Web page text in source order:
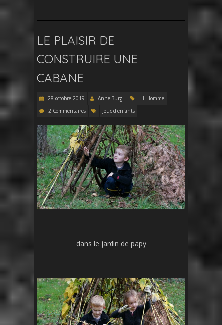
LE PLAISIR DE
CONSTRUIRE UNE
CABANE
28 octobre 2019 Anne Burg
L'Homme
2 Commentaires
Jeux d'enfants
dans le jardin de papy